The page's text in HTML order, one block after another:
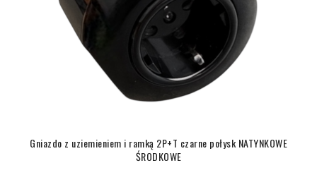
Gniazdo z uziemieniem i ramką 2P+T czarne połysk NATYNKOWE
ŚRODKOWE